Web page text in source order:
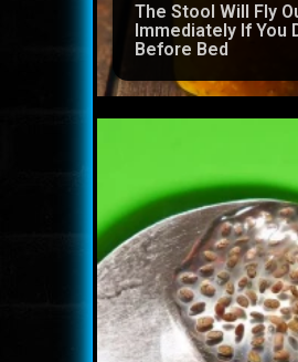
The Stool Will Fly
Immediately If You
Before Bed